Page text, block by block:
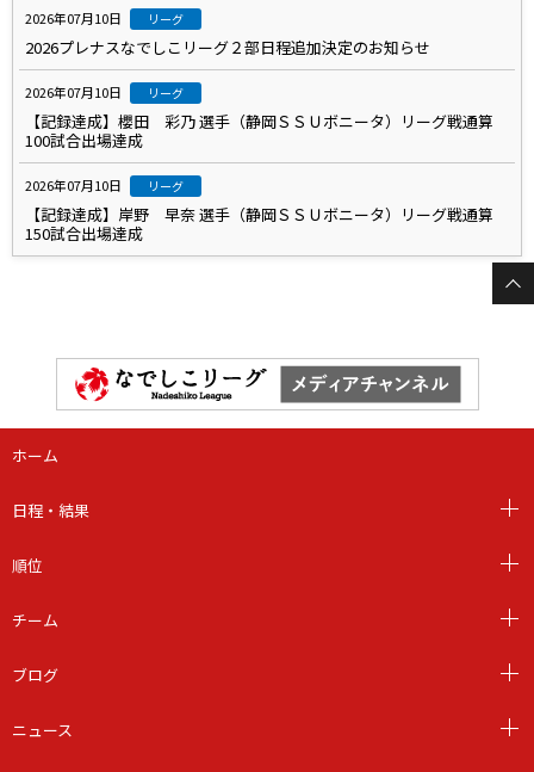
2026年07月10日 リーグ
2026プレナスなでしこリーグ２部日程追加決定のお知らせ
2026年07月10日 リーグ
【記録達成】櫻田 彩乃 選手（静岡ＳＳＵボニータ）リーグ戦通算
100試合出場達成
2026年07月10日 リーグ
【記録達成】岸野 早奈 選手（静岡ＳＳＵボニータ）リーグ戦通算
150試合出場達成
ホーム
日程・結果
順位
チーム
ブログ
ニュース